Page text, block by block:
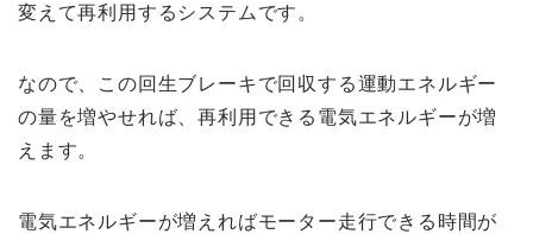
変えて再利用するシステムです。
なので、この回生ブレーキで回収する運動エネルギー
の量を増やせれば、再利用できる電気エネルギーが増
えます。
電気エネルギーが増えればモーター走行できる時間が